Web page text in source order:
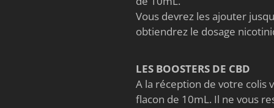
Vous devrez les ajouter
obtiendrez le dosage
LES BOOSTERS DE CBD
A la réception de votre colis
flacon de 10mL. Il ne vous